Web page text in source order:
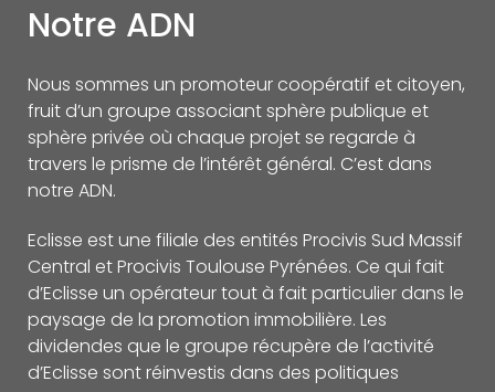
Notre ADN
Nous sommes un promoteur coopératif et citoyen,
fruit d’un groupe associant sphère publique et
sphère privée où chaque projet se regarde à
travers le prisme de l’intérêt général. C’est dans
notre ADN.
Eclisse est une filiale des entités Procivis Sud Massif
Central et Procivis Toulouse Pyrénées. Ce qui fait
d’Eclisse un opérateur tout à fait particulier dans le
paysage de la promotion immobilière. Les
dividendes que le groupe récupère de l’activité
d’Eclisse sont réinvestis dans des politiques